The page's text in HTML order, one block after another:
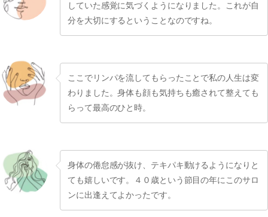
していた感覚に気づくようになりました。これが自
分を大切にするということなのですね。
ここでリンパを流してもらったことで私の人生は変
わりました。身体も顔も気持ちも癒されて整えても
らって最高のひと時。
身体の倦怠感が抜け、テキパキ動けるようになりと
ても嬉しいです。４０歳という節目の年にこのサロ
ンに出逢えてよかったです。